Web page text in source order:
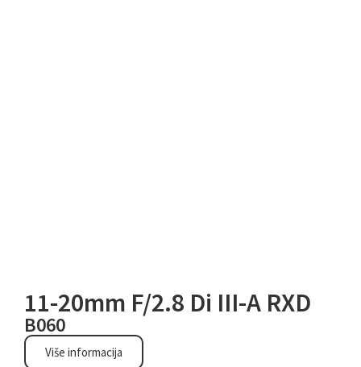
11-20mm F/2.8 Di III-A RXD
B060
Više informacija